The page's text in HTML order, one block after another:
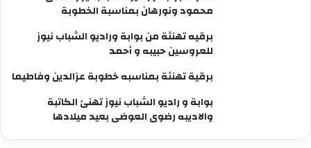
محمود ونورهان بمناسبة الخطوبة
برقيه تهنئة من بوابة وراديو الشباب نيوز
للعروسين حبيبه و أحمد
برقية تهنئة بمناسبه خطوبة عزالدين وفاطيما
بوابة و راديو الشباب نيوز تهنئ الكاتبة
والاديبه رضوى العوضى بعيد ميلادها